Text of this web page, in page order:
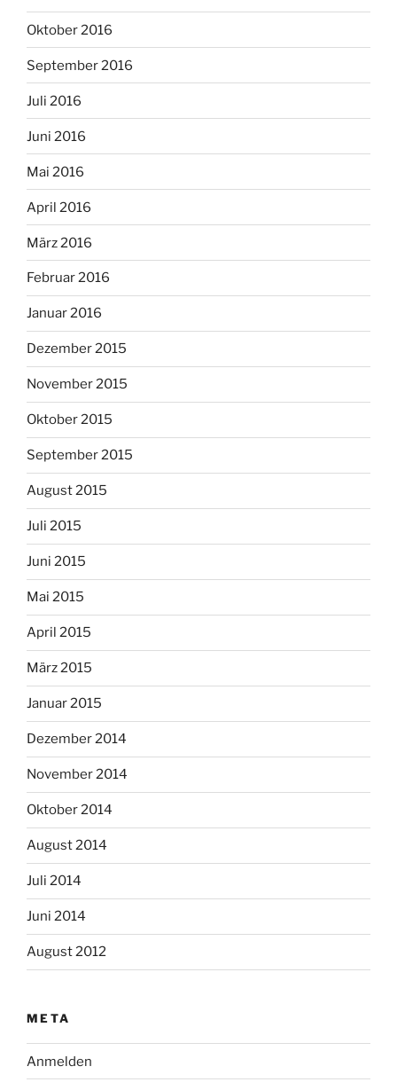
Oktober 2016
September 2016
Juli 2016
Juni 2016
Mai 2016
April 2016
März 2016
Februar 2016
Januar 2016
Dezember 2015
November 2015
Oktober 2015
September 2015
August 2015
Juli 2015
Juni 2015
Mai 2015
April 2015
März 2015
Januar 2015
Dezember 2014
November 2014
Oktober 2014
August 2014
Juli 2014
Juni 2014
August 2012
META
Anmelden